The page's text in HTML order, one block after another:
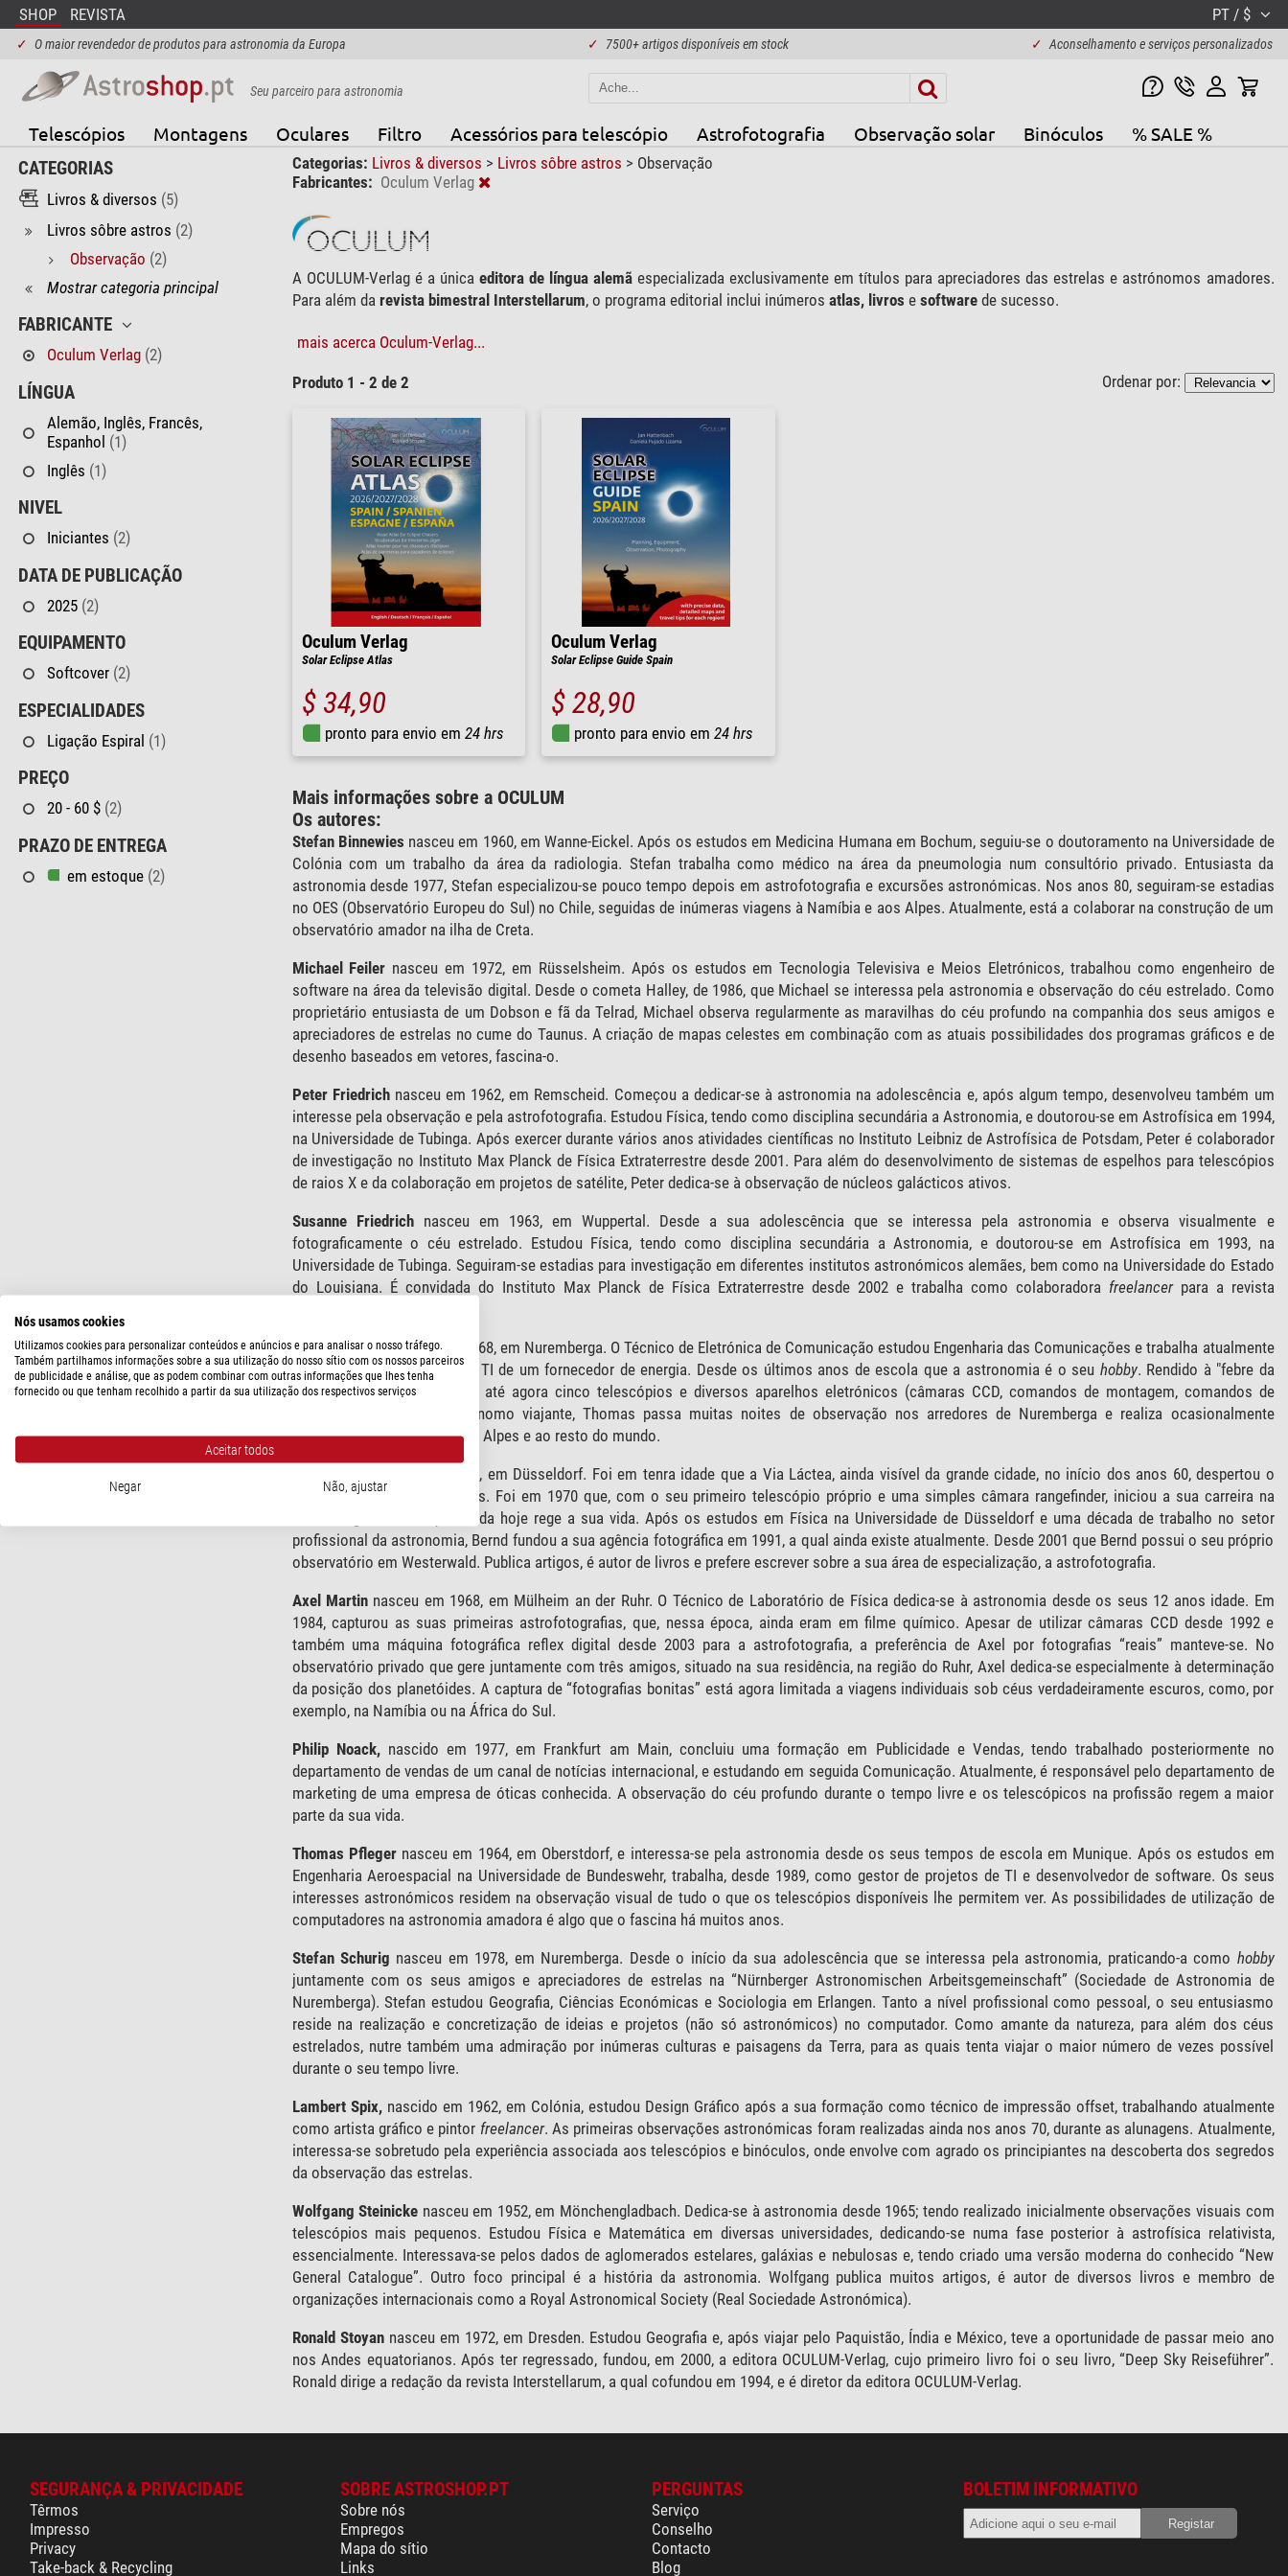
SHOP REVISTA PT / $
✓ O maior revendedor de produtos para astronomia da Europa ✓ 7500+ artigos disponíveis em stock ✓ Aconselhamento e serviços personalizados
Seu parceiro para astronomia
Telescópios Montagens Oculares Filtro Acessórios para telescópio Astrofotografia Observação solar Binóculos % SALE %
CATEGORIAS
Livros & diversos (5)
Livros sôbre astros (2)
Observação (2)
Mostrar categoria principal
FABRICANTE
Oculum Verlag (2)
LÍNGUA
Alemão, Inglês, Francês,
Espanhol (1)
Inglês (1)
NIVEL
Iniciantes (2)
DATA DE PUBLICAÇÃO
2025 (2)
EQUIPAMENTO
Softcover (2)
ESPECIALIDADES
Ligação Espiral (1)
PREÇO
20 - 60 $ (2)
PRAZO DE ENTREGA
em estoque (2)
Categorias: Livros & diversos > Livros sôbre astros > Observação
Fabricantes: Oculum Verlag
A OCULUM-Verlag é a única editora de língua alemãespecializada exclusivamente em títulos para apreciadores das estrelas e astrónomos amadores.
Para além da revista bimestral Interstellarum, o programa editorial inclui inúmeros atlas, livros e software de sucesso.
mais acerca Oculum-Verlag...
Produto 1 - 2 de 2 Ordenar por:
Oculum Verlag
Solar Eclipse Atlas
$ 34,90
pronto para envio em 24 hrs
Oculum Verlag
Solar Eclipse Guide Spain
$ 28,90
pronto para envio em 24 hrs
Mais informações sobre a OCULUM
Os autores:
Stefan Binnewies nasceu em 1960, em Wanne-Eickel. Após os estudos em Medicina Humana em Bochum, seguiu-se o doutoramento na Universidade de
Colónia com um trabalho da área da radiologia. Stefan trabalha como médico na área da pneumologia num consultório privado. Entusiasta da
astronomia desde 1977, Stefan especializou-se pouco tempo depois em astrofotografia e excursões astronómicas. Nos anos 80, seguiram-se estadias
no OES (Observatório Europeu do Sul) no Chile, seguidas de inúmeras viagens à Namíbia e aos Alpes. Atualmente, está a colaborar na construção de um
observatório amador na ilha de Creta.
Michael Feiler nasceu em 1972, em Rüsselsheim. Após os estudos em Tecnologia Televisiva e Meios Eletrónicos, trabalhou como engenheiro de
software na área da televisão digital. Desde o cometa Halley, de 1986, que Michael se interessa pela astronomia e observação do céu estrelado. Como
proprietário entusiasta de um Dobson e fã da Telrad, Michael observa regularmente as maravilhas do céu profundo na companhia dos seus amigos e
apreciadores de estrelas no cume do Taunus. A criação de mapas celestes em combinação com as atuais possibilidades dos programas gráficos e de
desenho baseados em vetores, fascina-o.
Peter Friedrichnasceu em 1962, em Remscheid. Começou a dedicar-se à astronomia na adolescência e, após algum tempo, desenvolveu também um
interesse pela observação e pela astrofotografia. Estudou Física, tendo como disciplina secundária a Astronomia, e doutorou-se em Astrofísica em 1994,
na Universidade de Tubinga. Após exercer durante vários anos atividades científicas no Instituto Leibniz de Astrofísica de Potsdam, Peter é colaborador
de investigação no Instituto Max Planck de Física Extraterrestre desde 2001. Para além do desenvolvimento de sistemas de espelhos para telescópios
de raios X e da colaboração em projetos de satélite, Peter dedica-se à observação de núcleos galácticos ativos.
Susanne Friedrichnasceu em 1963, em Wuppertal. Desde a sua adolescência que se interessa pela astronomia e observa visualmente e
fotograficamente o céu estrelado. Estudou Física, tendo como disciplina secundária a Astronomia, e doutorou-se em Astrofísica em 1993, na
Universidade de Tubinga. Seguiram-se estadias para investigação em diferentes institutos astronómicos alemães, bem como na Universidade do Estado
do Louisiana. É convidada do Instituto Max Planck de Física Extraterrestre desde 2002 e trabalha como colaboradora freelancerpara a revista
Thomas Jägernasceu em 1968, em Nuremberga. O Técnico de Eletrónica de Comunicação estudou Engenharia das Comunicações e trabalha atualmente
como gestor de projetos de TI de um fornecedor de energia. Desde os últimos anos de escola que a astronomia é o seu hobby. Rendido à "febre da
abertura", Thomas construiu até agora cinco telescópios e diversos aparelhos eletrónicos (câmaras CCD, comandos de montagem, comandos de
exposição, ...). Como astrónomo viajante, Thomas passa muitas noites de observação nos arredores de Nuremberga e realiza ocasionalmente
excursões astronómicas aos Alpes e ao resto do mundo.
nasceu em 1955, em Düsseldorf. Foi em tenra idade que a Via Láctea, ainda visível da grande cidade, no início dos anos 60, despertou o
amor de Bernd pelas estrelas. Foi em 1970 que, com o seu primeiro telescópio próprio e uma simples câmara rangefinder, iniciou a sua carreira na
astrofotografia, área que ainda hoje rege a sua vida. Após os estudos em Física na Universidade de Düsseldorf e uma década de trabalho no setor
profissional da astronomia, Bernd fundou a sua agência fotográfica em 1991, a qual ainda existe atualmente. Desde 2001 que Bernd possui o seu próprio
observatório em Westerwald. Publica artigos, é autor de livros e prefere escrever sobre a sua área de especialização, a astrofotografia.
Axel Martinnasceu em 1968, em Mülheim an der Ruhr. O Técnico de Laboratório de Física dedica-se à astronomia desde os seus 12 anos idade. Em
1984, capturou as suas primeiras astrofotografias, que, nessa época, ainda eram em filme químico. Apesar de utilizar câmaras CCD desde 1992 e
também uma máquina fotográfica reflex digital desde 2003 para a astrofotografia, a preferência de Axel por fotografias “reais” manteve-se. No
observatório privado que gere juntamente com três amigos, situado na sua residência, na região do Ruhr, Axel dedica-se especialmente à determinação
da posição dos planetóides. A captura de “fotografias bonitas” está agora limitada a viagens individuais sob céus verdadeiramente escuros, como, por
exemplo, na Namíbia ou na África do Sul.
Philip Noack,nascido em 1977, em Frankfurt am Main, concluiu uma formação em Publicidade e Vendas, tendo trabalhado posteriormente no
departamento de vendas de um canal de notícias internacional, e estudando em seguida Comunicação. Atualmente, é responsável pelo departamento de
marketing de uma empresa de óticas conhecida. A observação do céu profundo durante o tempo livre e os telescópicos na profissão regem a maior
parte da sua vida.
Thomas Pfleger nasceu em 1964, em Oberstdorf, e interessa-se pela astronomia desde os seus tempos de escola em Munique. Após os estudos em
Engenharia Aeroespacial na Universidade de Bundeswehr, trabalha, desde 1989, como gestor de projetos de TI e desenvolvedor de software. Os seus
interesses astronómicos residem na observação visual de tudo o que os telescópios disponíveis lhe permitem ver. As possibilidades de utilização de
computadores na astronomia amadora é algo que o fascina há muitos anos.
Stefan Schurig nasceu em 1978, em Nuremberga. Desde o início da sua adolescência que se interessa pela astronomia, praticando-a como hobby
juntamente com os seus amigos e apreciadores de estrelas na “Nürnberger Astronomischen Arbeitsgemeinschaft” (Sociedade de Astronomia de
Nuremberga). Stefan estudou Geografia, Ciências Económicas e Sociologia em Erlangen. Tanto a nível profissional como pessoal, o seu entusiasmo
reside na realização e concretização de ideias e projetos (não só astronómicos) no computador. Como amante da natureza, para além dos céus
estrelados, nutre também uma admiração por inúmeras culturas e paisagens da Terra, para as quais tenta viajar o maior número de vezes possível
durante o seu tempo livre.
Lambert Spix,nascido em 1962, em Colónia, estudou Design Gráfico após a sua formação como técnico de impressão offset, trabalhando atualmente
como artista gráfico e pintor freelancer. As primeiras observações astronómicas foram realizadas ainda nos anos 70, durante as alunagens. Atualmente,
interessa-se sobretudo pela experiência associada aos telescópios e binóculos, onde envolve com agrado os principiantes na descoberta dos segredos
da observação das estrelas.
Wolfgang Steinicke nasceu em 1952, em Mönchengladbach. Dedica-se à astronomia desde 1965; tendo realizado inicialmente observações visuais com
telescópios mais pequenos. Estudou Física e Matemática em diversas universidades, dedicando-se numa fase posterior à astrofísica relativista,
essencialmente. Interessava-se pelos dados de aglomerados estelares, galáxias e nebulosas e, tendo criado uma versão moderna do conhecido “New
General Catalogue”. Outro foco principal é a história da astronomia. Wolfgang publica muitos artigos, é autor de diversos livros e membro de
organizações internacionais como a Royal Astronomical Society (Real Sociedade Astronómica).
Ronald Stoyannasceu em 1972, em Dresden. Estudou Geografia e, após viajar pelo Paquistão, Índia e México, teve a oportunidade de passar meio ano
nos Andes equatorianos. Após ter regressado, fundou, em 2000, a editora OCULUM-Verlag, cujo primeiro livro foi o seu livro, “Deep Sky Reiseführer”.
Ronald dirige a redação da revista Interstellarum, a qual cofundou em 1994, e é diretor da editora OCULUM-Verlag.
SEGURANÇA & PRIVACIDADE
Têrmos
Impresso
Privacy
Take-back & Recycling
SOBRE ASTROSHOP.PT
Sobre nós
Empregos
Mapa do sítio
Links
PERGUNTAS
Serviço
Conselho
Contacto
Blog
BOLETIM INFORMATIVO
Nós usamos cookies
Utilizamos cookies para personalizar conteúdos e anúncios e para analisar o nosso tráfego.
Também partilhamos informações sobre a sua utilização do nosso sítio com os nossos parceiros
de publicidade e análise, que as podem combinar com outras informações que lhes tenha
fornecido ou que tenham recolhido a partir da sua utilização dos respectivos serviços
Aceitar todos
Negar Não, ajustar